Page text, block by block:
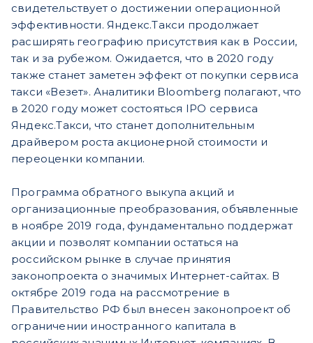
свидетельствует о достижении операционной
эффективности. Яндекс.Такси продолжает
расширять географию присутствия как в России,
так и за рубежом. Ожидается, что в 2020 году
также станет заметен эффект от покупки сервиса
такси «Везет». Аналитики Bloomberg полагают, что
в 2020 году может состояться IPO сервиса
Яндекс.Такси, что станет дополнительным
драйвером роста акционерной стоимости и
переоценки компании.
Программа обратного выкупа акций и
организационные преобразования, объявленные
в ноябре 2019 года, фундаментально поддержат
акции и позволят компании остаться на
российском рынке в случае принятия
законопроекта о значимых Интернет-сайтах. В
октябре 2019 года на рассмотрение в
Правительство РФ был внесен законопроект об
ограничении иностранного капитала в